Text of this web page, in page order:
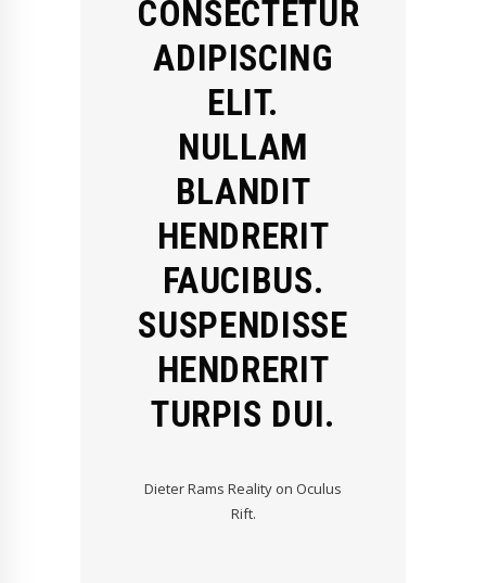
CONSECTETUR
ADIPISCING
ELIT.
NULLAM
BLANDIT
HENDRERIT
FAUCIBUS.
SUSPENDISSE
HENDRERIT
TURPIS DUI.
Dieter Rams Reality on Oculus
Rift.